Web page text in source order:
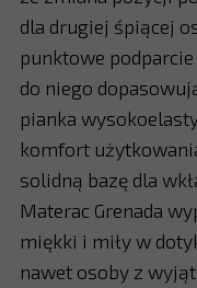
dla drugiej śpiącej
punktowe podparcie
do niego
pianka
komfort
solidną bazę dla
Materac Grenada
miękki i miły w
nawet osoby z